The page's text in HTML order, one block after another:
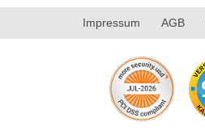
Impressum AGB